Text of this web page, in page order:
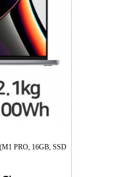
PRO, 16GB, SSD